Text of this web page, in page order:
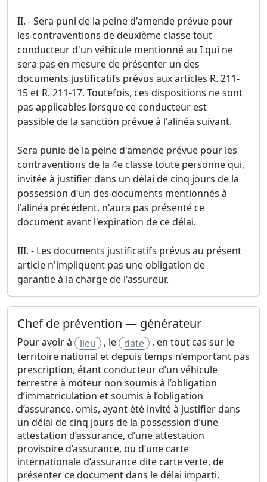
II. - Sera puni de la peine d'amende prévue pour
les contraventions de deuxième classe tout
conducteur d'un véhicule mentionné au I qui ne
sera pas en mesure de présenter un des
documents justificatifs prévus aux articles R. 211-
15 et R. 211-17. Toutefois, ces dispositions ne sont
pas applicables lorsque ce conducteur est
passible de la sanction prévue à l'alinéa suivant.
Sera punie de la peine d'amende prévue pour les
contraventions de la 4e classe toute personne qui,
invitée à justifier dans un délai de cinq jours de la
possession d'un des documents mentionnés à
l'alinéa précédent, n'aura pas présenté ce
document avant l'expiration de ce délai.
III. - Les documents justificatifs prévus au présent
article n'impliquent pas une obligation de
garantie à la charge de l'assureur.
Chef de prévention — générateur
Pour avoir à lieu , le date
, en tout cas sur le
territoire national et depuis temps n’emportant pas
prescription, étant conducteur d’un véhicule
terrestre à moteur non soumis à l’obligation
d’immatriculation et soumis à l’obligation
d’assurance, omis, ayant été invité à justifier dans
un délai de cinq jours de la possession d’une
attestation d’assurance, d’une attestation
provisoire d’assurance, ou d’une carte
internationale d’assurance dite carte verte, de
présenter ce document dans le délai imparti.